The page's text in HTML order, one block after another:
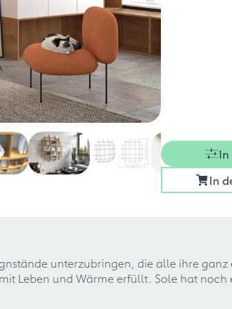
In
In
unterzubringen, die alle ihre
Leben und Wärme erfüllt. Sole hat